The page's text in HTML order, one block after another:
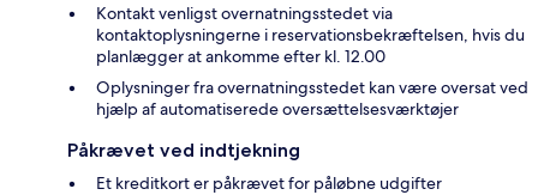
Kontakt venligst overnatningsstedet via
kontaktoplysningerne i reservationsbekræftelsen, hvis du
planlægger at ankomme efter kl. 12.00
Oplysninger fra overnatningsstedet kan være oversat ved
hjælp af automatiserede oversættelsesværktøjer
Påkrævet ved indtjekning
Et kreditkort er påkrævet for påløbne udgifter